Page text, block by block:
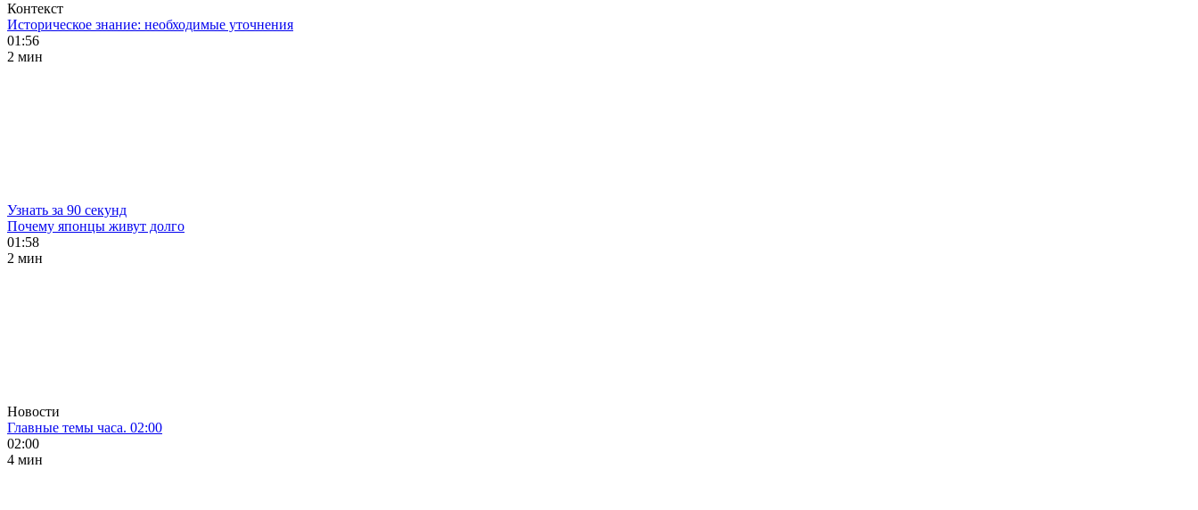
Контекст
Историческое знание: необходимые уточнения
01:56
2 мин
Узнать за 90 секунд
Почему японцы живут долго
01:58
2 мин
Новости
Главные темы часа. 02:00
02:00
4 мин